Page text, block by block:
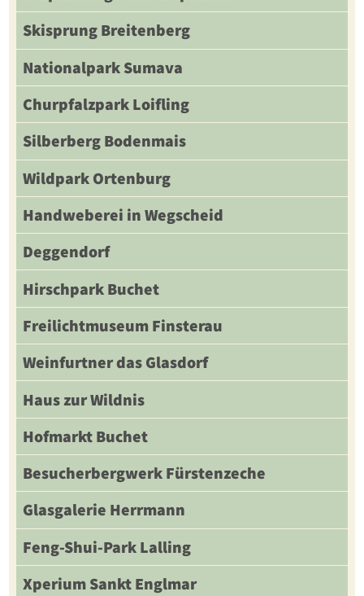
Skisprung Breitenberg
Nationalpark Sumava
Churpfalzpark Loifling
Silberberg Bodenmais
Wildpark Ortenburg
Handweberei in Wegscheid
Deggendorf
Hirschpark Buchet
Freilichtmuseum Finsterau
Weinfurtner das Glasdorf
Haus zur Wildnis
Hofmarkt Buchet
Besucherbergwerk Fürstenzeche
Glasgalerie Herrmann
Feng-Shui-Park Lalling
Xperium Sankt Englmar